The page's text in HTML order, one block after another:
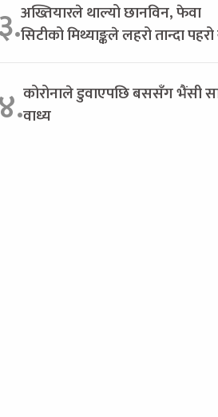
अख्तियारले थाल्यो छानविन, फेवा
सिटीको मिथ्याङ्कले लहरो तान्दा
कोरोनाले डुवाएपछि बससँग भैंसी
वाध्य